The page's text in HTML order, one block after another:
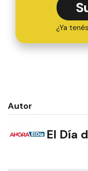
¿Ya
Autor
El Día